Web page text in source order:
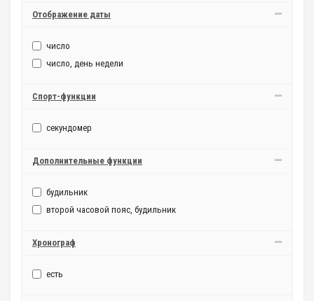
Отображение даты
число
число, день недели
Спорт-функции
секундомер
Дополнительные функции
будильник
второй часовой пояс, будильник
Хронограф
есть